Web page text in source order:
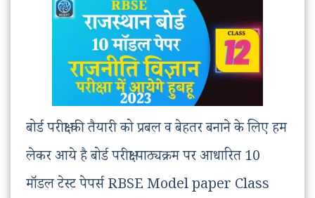
बोर्ड परीक्षा की तैयारी को प्रबल व बेहतर बनाने के लिए हम
लेकर आये है बोर्ड परीक्षा पाठ्यक्रम पर आधारित 10
मॉडल टेस्ट पेपर्स RBSE Model paper Class